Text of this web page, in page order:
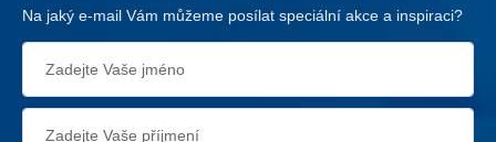
Na jaký e-mail Vám můžeme posílat speciální akce a inspiraci?